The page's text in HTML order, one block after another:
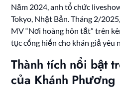
Năm 2024, anh tổ chức
Tokyo, Nhật Bản. Tháng 2/
MV “Nơi hoàng hôn tắt” trên
tục cống hiến cho khán giả yêu
Thành tích nổi bật
của Khánh Phương